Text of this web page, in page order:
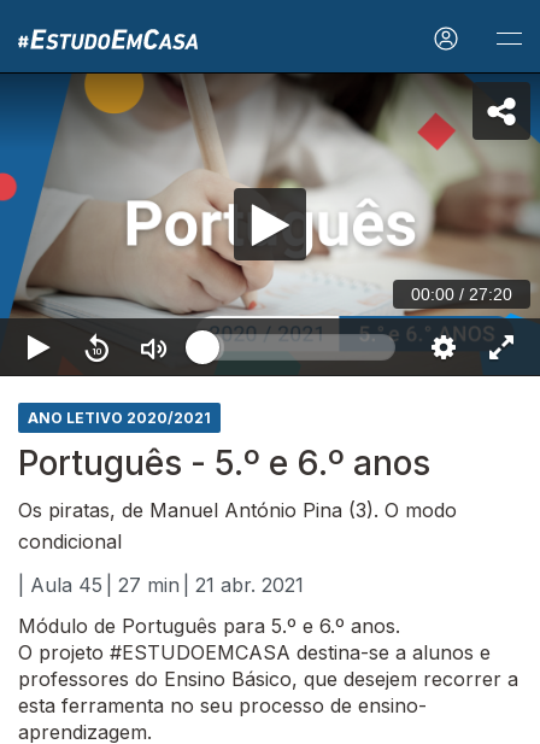
00:00 / 27:20
ANO LETIVO 2020/2021
Português - 5.º e 6.º anos
Os piratas, de Manuel António Pina (3). O modo
condicional
| Aula 45
| 27 min
| 21 abr. 2021
Módulo de Português para 5.º e 6.º anos.
O projeto #ESTUDOEMCASA destina-se a alunos e
professores do Ensino Básico, que desejem recorrer a
esta ferramenta no seu processo de ensino-
aprendizagem.